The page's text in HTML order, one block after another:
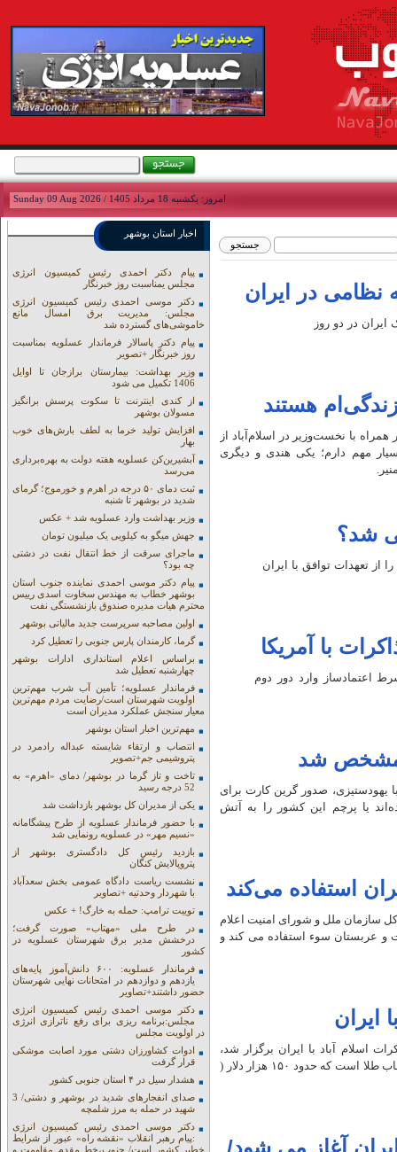
امروز: يکشنبه 18 مرداد 1405 / Sunday 09 Aug 2026
در دو روز
هستند
با نخست‌وزیر در اسلام‌آباد از
مهم دارم؛ یکی هندی و دیگری
شد؟
از تعهدات توافق با ایران
نوشت: یک منبع آگاه گفت: ایران بدون انجام ۵ شرط اعتمادساز وارد دور دوم
مشخص شد
یهودستیزی، صدور گرین کارت برای
یا پرچم این کشور را به آتش
سازمان ملل و شورای امنیت اعلام
امارات و عربستان سوء استفاده می کند و
آباد با ایران برگزار شد،
ساعتی از برند رولکس و مدل دیتونبا صفحه آبی تیفانی (رنگ تیفانی) با قاب طلا است که حدود ۱۵۰ هزار دلار (
اخبار استان بوشهر
پیام دکتر احمدی رئیس کمیسیون انرژی
مجلس یمناسبت روز خبرنگار
دکتر موسی احمدی رئیس کمیسیون انرژی
مجلس: مدیریت برق امسال مانع
خاموشی‌های گسترده شد
پیام دکتر پاسالار فرماندار عسلویه بمناسبت
روز خبرنگار +تصویر
وزیر بهداشت: بیمارستان برازجان تا اوایل
1406 تکمیل می شود
از کندی اینترنت تا سکوت پرسش برانگیز
مسولان بوشهر
افزایش تولید خرما به لطف بارش‌های خوب
بهار
آبشیرین‌کن عسلویه هفته دولت به بهره‌برداری
می‌رسد
ثبت دمای ۵۰ درجه در اهرم و خورموج؛ گرمای
شدید در بوشهر تا شنبه
وزیر بهداشت وارد عسلویه شد + عکس
جهش میگو به کیلویی یک میلیون تومان
ماجرای سرقت از خط انتقال نفت در دشتی
چه بود؟
پیام دکتر موسی احمدی نماینده جنوب استان
بوشهر خطاب به مهندس سخاوت اسدی رییس
محترم هیات مدیره صندوق بازنشستگی نفت
اولین مصاحبه سرپرست جدید مالیاتی بوشهر
گرما، کارمندان پارس جنوبی را تعطیل کرد
براساس اعلام استانداری ادارات بوشهر
چهارشنبه تعطیل شد
فرماندار عسلویه؛ تأمین آب شرب مهم‌ترین
اولویت شهرستان است/رضایت مردم مهم‌ترین
معیار سنجش عملکرد مدیران است
مهم‌ترین اخبار استان بوشهر
انتصاب و ارتقاء شایسته عبداله رادمرد در
پتروشیمی جم+تصویر
تاخت و تاز گرما در بوشهر/ دمای «اهرم» به
52 درجه رسید
یکی از مدیران کل بوشهر بازداشت شد
با حضور فرماندار عسلویه از طرح پیشگامانه
«نسیم مهر» در عسلویه رونمایی شد
بازدید رئیس کل دادگستری بوشهر از
پتروپالایش کنگان
نشست ریاست دادگاه عمومی بخش سعدآباد
با شهردار وحدتیه +تصاویر
توییت ترامپ: حمله به خارگ! + عکس
در طرح ملی «مهتاب» صورت گرفت؛
درخشش مدیر برق شهرستان عسلویه در
کشور
فرماندار عسلویه: ۶۰۰ دانش‌آموز پایه‌های
یازدهم و دوازدهم در امتحانات نهایی شهرستان
حضور داشتند+تصاویر
دکتر موسی احمدی رئیس کمیسیون انرژی
مجلس:برنامه ریزی برای رفع ناترازی انرژی
در اولویت مجلس
ادوات کشاورزان دشتی مورد اصابت موشکی
قرار گرفت
هشدار سیل در ۴ استان جنوبی کشور
صدای انفجارهای شدید در بوشهر و دشتی/ 3
شهید در حمله به مرز شلمچه
دکتر موسی احمدی رئیس کمیسیون انرژی
:پیام رهبر انقلاب «نقشه راه» عبور از شرایط
خطیر کشور است/ جنوب،خط مقدم مقاومت و